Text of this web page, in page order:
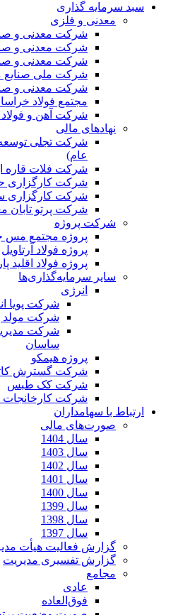
سبد سرمایه گذاری
معدنی و فلزی
شرکت معدنی و
شرکت معدنی و
شرکت معدنی و
شرکت ملی صنایع
شرکت معدنی و
مجتمع فولاد
شرکت آهن و فولاد
نهادهای مالی
شرکت تجلی
عام)
شرکت فلات قاره
شرکت کارگزاری
شرکت کارگزاری
شرکت پرتو تابان
شرکت پروژه
پروژه مجتمع مس
پروژه فولاد آرتاویل
پروژه فولاد اقلید
سایر سرمایه‌گذاری‌ها
انرژی
شرکت پویا
شرکت مولد
شرکت
ساسان
پروژه هیمکو
شرکت گسترش
شرکت کک طبس
شرکت کارخانجات
ارتباط با سهامداران
صورت‌های مالی
سال 1404
سال 1403
سال 1402
سال 1401
سال 1400
سال 1399
سال 1398
سال 1397
گزارش فعالیت هیأت
گزارش تفسیری مدیریت
مجامع
عادی
فوق‌العاده